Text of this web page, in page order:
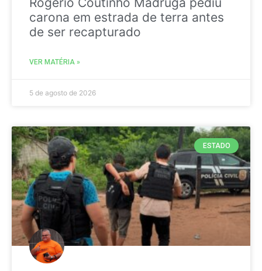
carona em estrada de terra antes
de ser recapturado
VER MATÉRIA »
5 de agosto de 2026
ESTADO